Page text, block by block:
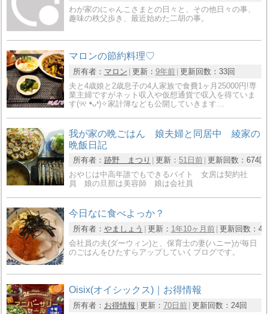
わが家のにゃんこさまとの日々と、その他日々の事、
趣味の秩父歩き、最近始めた二胡の事。
マロンの節約料理♡
所有者： マロン 更新： 9年前 更新回数： 33回
夫と4歳娘と2歳息子の4人家族で食費1ヶ月25000円!専
業主婦ですがネット収入や仮想通貨で収入を得ていま
す(୨୧ ❛︎ᴗ❛︎)✧︎家計簿なども公開していきます…
我が家の晩ごはん 娘夫婦と同居中 綾家の
晩飯日記
所有者： 跡野 まつり 更新： 51日前 更新回数： 674回
おやじは中高年誰でもできるバイト 女房は契約社
員 娘の旦那は美容師 娘は会社員
今日なに食べよっか？
所有者： やましょう 更新： 1年10ヶ月前 更新回数：
会社員の夫(ダーウィン)と、保育士の妻(ハニー)が毎日
のごはんをひたすらアップしていくブログです。
Oisix(オイシックス)｜お得情報
所有者： お得情報 更新： 70日前 更新回数： 24回